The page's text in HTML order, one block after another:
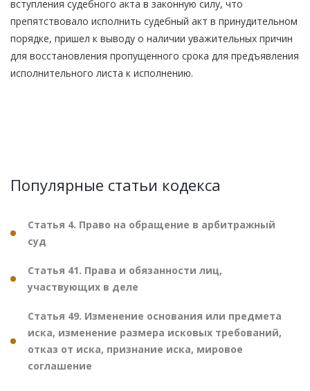
вступления судебного акта в законную силу, что
препятствовало исполнить судебный акт в принудительном
порядке, пришел к выводу о наличии уважительных причин
для восстановления пропущенного срока для предъявления
исполнительного листа к исполнению.
Популярные статьи кодекса
Статья 4. Право на обращение в арбитражный
суд
Статья 41. Права и обязанности лиц,
участвующих в деле
Статья 49. Изменение основания или предмета
иска, изменение размера исковых требований,
отказ от иска, признание иска, мировое
соглашение